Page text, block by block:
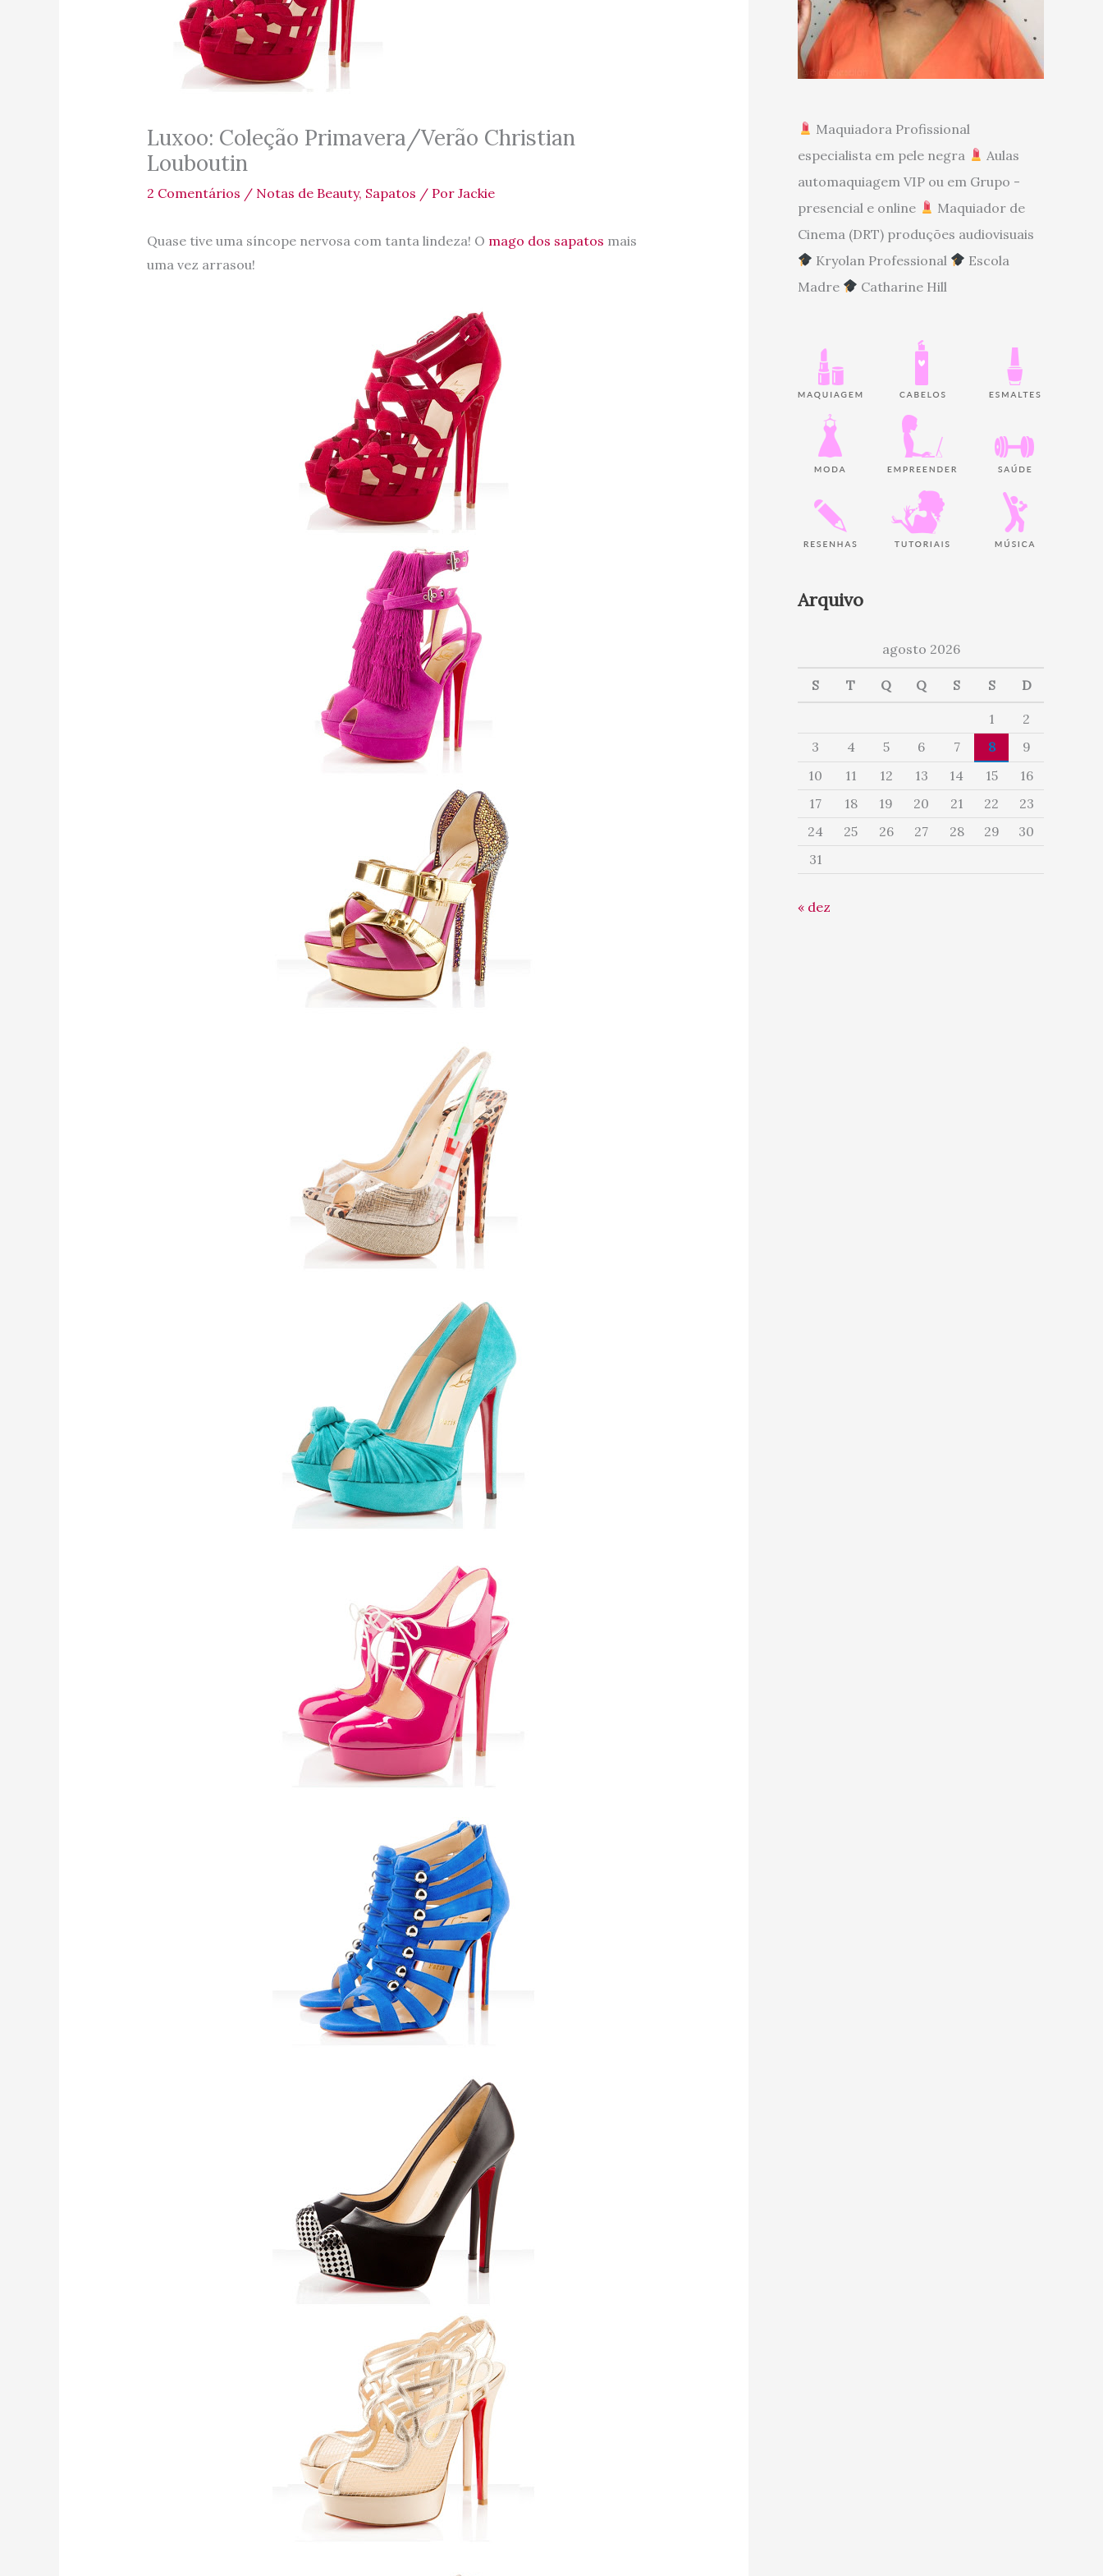
Luxoo: Coleção Primavera/Verão Christian
Louboutin
2 Comentários / Notas de Beauty, Sapatos / Por Jackie
Quase tive uma síncope nervosa com tanta lindeza! O mago dos sapatos mais
uma vez arrasou!
Maquiadora Profissional
especialista em pele negra
Aulas
automaquiagem VIP ou em Grupo -
presencial e online
Maquiador de
Cinema (DRT) produções audiovisuais
Kryolan Professional
Escola
Madre
Catharine Hill
Arquivo
agosto 2026
S T Q Q S S D
1
2
3
4 5 6 7 8
9
10
11 12 13 14 15
16
17
18 19 20 21 22
23
24
25 26 27 28 29
30
31
« dez